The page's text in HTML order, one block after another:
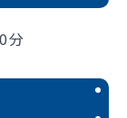
分